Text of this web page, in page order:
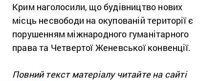
Крим наголосили, що будівництво нових
місць несвободи на окупованій території є
порушенням міжнародного гуманітарного
права та Четвертої Женевської конвенції.
Повний текст матеріалу читайте на сайті